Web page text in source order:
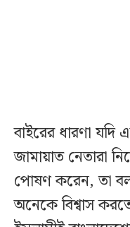
বাইরের ধারণা
জামায়াত নেতারা
পোষণ করেন, তা
অনেকে বিশ্বাস